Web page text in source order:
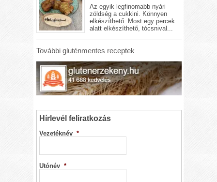
Az egyik legfinomabb nyári
zöldség a cukkini. Könnyen
elkészíthető. Most egy percek
alatt elkészíthető, tócsnival...
További gluténmentes receptek
Hírlevél feliratkozás
Vezetéknév *
Utónév *